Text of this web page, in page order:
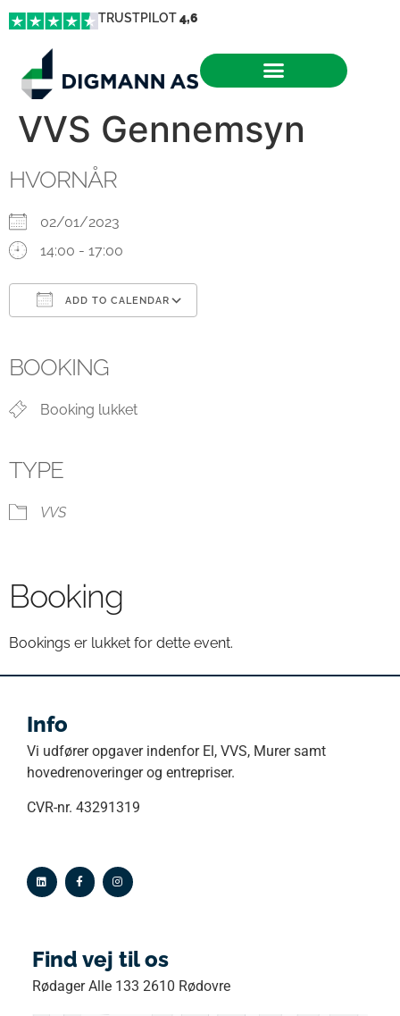
TRUSTPILOT4,6
VVS Gennemsyn
HVORNÅR
02/01/2023
14:00 - 17:00
ADD TO CALENDAR
BOOKING
Booking lukket
TYPE
VVS
Booking
Bookings er lukket for dette event.
Info
Vi udfører opgaver indenfor El, VVS, Murer samt
hovedrenoveringer og entrepriser.
CVR-nr. 43291319
Find vej til os
Rødager Alle 133 2610 Rødovre